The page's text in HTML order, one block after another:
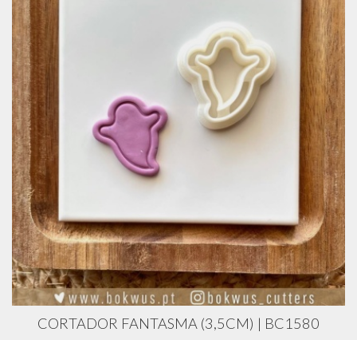
CORTADOR FANTASMA (3,5CM) | BC1580